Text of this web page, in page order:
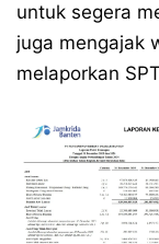
untuk segera
juga mengajak
melaporkan